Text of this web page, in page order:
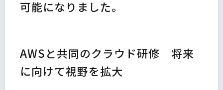
可能になりました。
AWSと共同のクラウド研修 将来
に向けて視野を拡大